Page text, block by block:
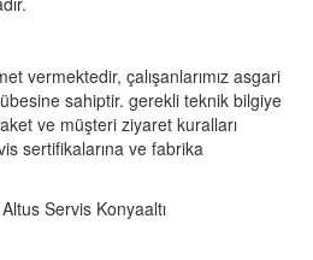
vermektedir, çalışanlarımız asgari
sahiptir. gerekli teknik bilgiye
ve müşteri ziyaret kuralları
sertifikalarına ve fabrika
Servis Konyaaltı